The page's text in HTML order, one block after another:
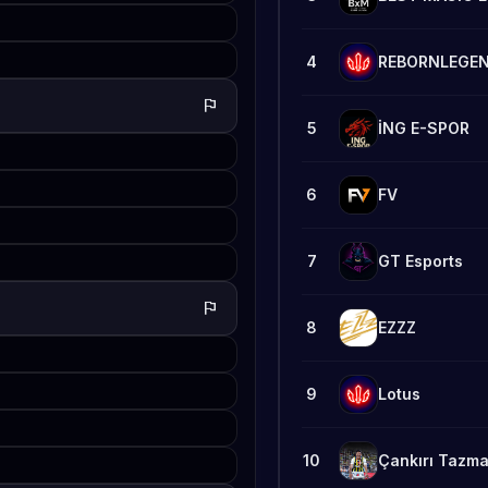
flag
flag
4
5 İNG E-SPOR
6 FV
7 GT Esports
8 EZZZ
9 Lotus
10 Çankırı